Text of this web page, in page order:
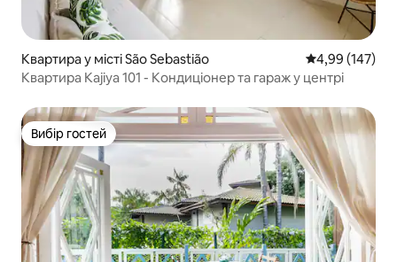
Квартира у місті São Sebastião Середня
4,99 (147)
Квартира Kajiya 101 - Кондиціонер та гараж у центрі
Вибір гостей
Вибір гостей